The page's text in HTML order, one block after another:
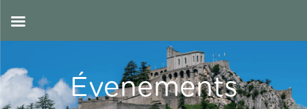
content
Évenements